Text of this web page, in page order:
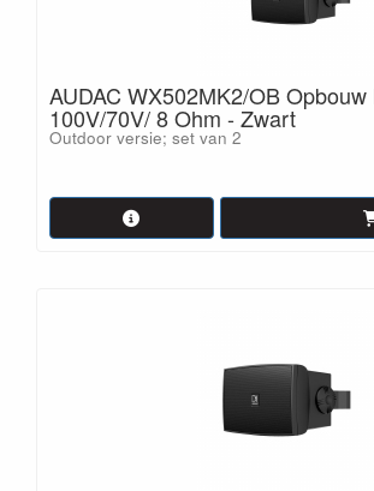
AUDAC WX502MK2/OB
100V/70V/ 8 Ohm - Zwart
Outdoor versie; set van 2